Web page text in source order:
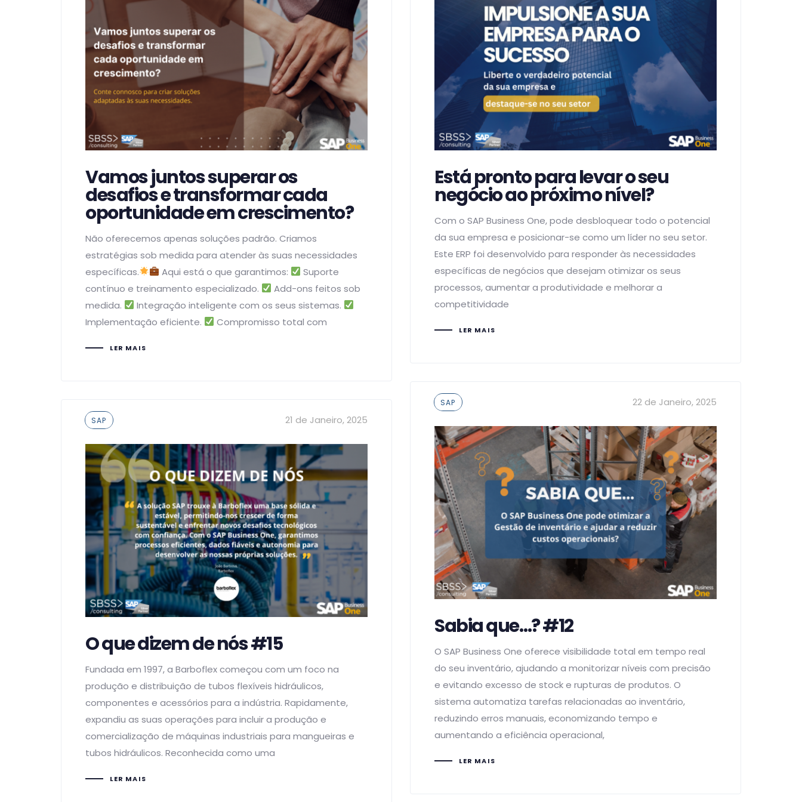
Vamos juntos superar os
desafios e transformar cada
oportunidade em crescimento?
Não oferecemos apenas soluções padrão. Criamos
estratégias sob medida para atender às suas necessidades
específicas.
Aqui está o que garantimos:
Suporte
contínuo e treinamento especializado.
Add-ons feitos sob
medida.
Integração inteligente com os seus sistemas.
Implementação eficiente.
Compromisso total com
LER MAIS
Está pronto para levar o seu
negócio ao próximo nível?
Com o SAP Business One, pode desbloquear todo o potencial
da sua empresa e posicionar-se como um líder no seu setor.
Este ERP foi desenvolvido para responder às necessidades
específicas de negócios que desejam otimizar os seus
processos, aumentar a produtividade e melhorar a
competitividade
LER MAIS
Tags
SAP 22 de Janeiro, 2025
Sabia que…? #12
O SAP Business One oferece visibilidade total em tempo real
do seu inventário, ajudando a monitorizar níveis com precisão
e evitando excesso de stock e rupturas de produtos. O
sistema automatiza tarefas relacionadas ao inventário,
reduzindo erros manuais, economizando tempo e
aumentando a eficiência operacional,
LER MAIS
Tags
SAP 21 de Janeiro, 2025
O que dizem de nós #15
Fundada em 1997, a Barboflex começou com um foco na
produção e distribuição de tubos flexíveis hidráulicos,
componentes e acessórios para a indústria. Rapidamente,
expandiu as suas operações para incluir a produção e
comercialização de máquinas industriais para mangueiras e
tubos hidráulicos. Reconhecida como uma
LER MAIS